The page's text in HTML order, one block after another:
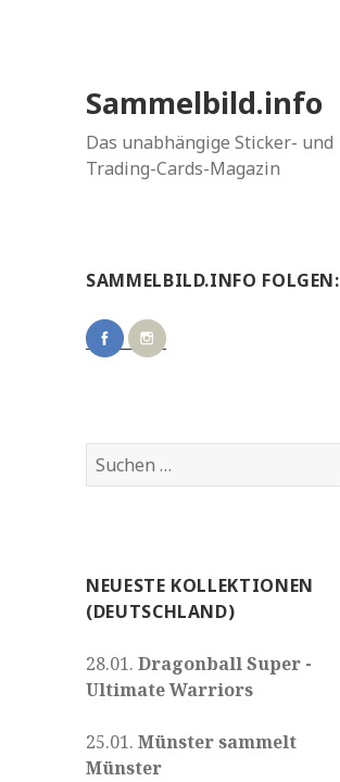
Sammelbild.info
Das unabhängige Sticker- und
Trading-Cards-Magazin
SAMMELBILD.INFO FOLGEN:
Suchen
nach:
NEUESTE KOLLEKTIONEN
(DEUTSCHLAND)
28.01.Dragonball Super -
Ultimate Warriors
25.01.Münster sammelt
Münster